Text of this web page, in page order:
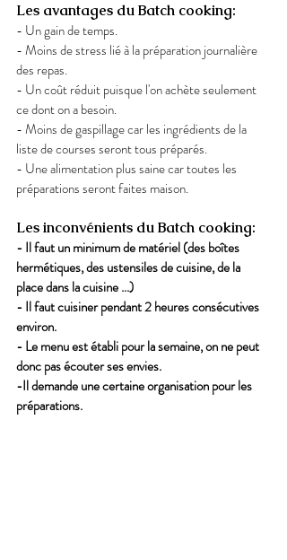
Les avantages du Batch cooking:
- Un gain de temps.
- Moins de stress lié à la préparation journalière
des repas.
- Un coût réduit puisque l'on achète seulement
ce dont on a besoin.
- Moins de gaspillage car les ingrédients de la
liste de courses seront tous préparés.
- Une alimentation plus saine car toutes les
préparations seront faites maison.
Les inconvénients du Batch cooking:
- Il faut un minimum de matériel (des boîtes
hermétiques, des ustensiles de cuisine, de la
place dans la cuisine ...)
- Il faut cuisiner pendant 2 heures consécutives
environ.
- Le menu est établi pour la semaine, on ne peut
donc pas écouter ses envies.
-Il demande une certaine organisation pour les
préparations.